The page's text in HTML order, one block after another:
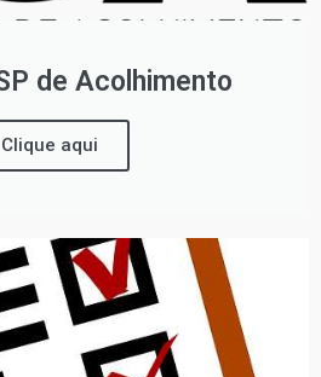
de Acolhimento
Clique aqui